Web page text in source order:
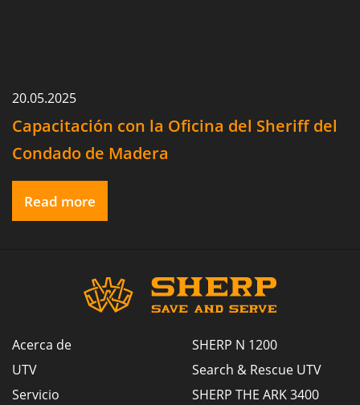
20.05.2025
Capacitación con la Oficina del Sheriff del
Condado de Madera
Read more
Acerca de
UTV
Servicio
SHERP N 1200
Search & Rescue UTV
SHERP THE ARK 3400